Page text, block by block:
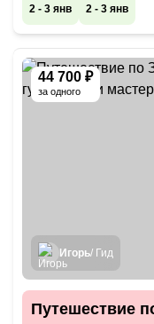
2 - 3 янв 2 - 3 янв
44 700 ₽
за одного
Игорь/ Гид
Путешествие